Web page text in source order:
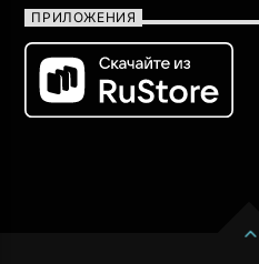
ПРИЛОЖЕНИЯ